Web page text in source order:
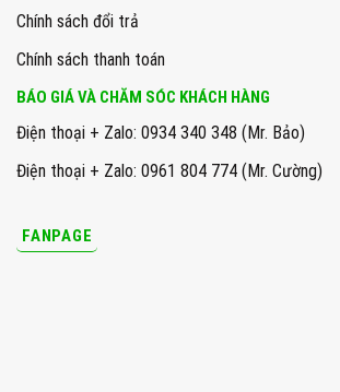
Chính sách đổi trả
Chính sách thanh toán
BÁO GIÁ VÀ CHĂM SÓC KHÁCH HÀNG
Điện thoại + Zalo: 0934 340 348 (Mr. Bảo)
Điện thoại + Zalo: 0961 804 774 (Mr. Cường)
FANPAGE